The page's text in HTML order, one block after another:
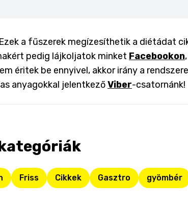
a fűszerek megízesíthetik a diétádat
pedig lájkoljatok minket Facebookon
éritek be ennyivel, akkor irány a
anyagokkal jelentkezőViber-csatornánk!
Friss Cikkek Gasztro gyömbér